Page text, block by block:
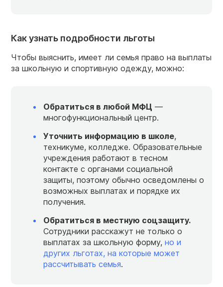
Как узнать подробности льготы
Чтобы выяснить, имеет ли семья право на выплаты
за школьную и спортивную одежду, можно:
Обратиться в любой МФЦ —
многофункциональный центр.
Уточнить информацию в школе,
техникуме, колледже. Образовательные
учреждения работают в тесном
контакте с органами социальной
защиты, поэтому обычно осведомлены о
возможных выплатах и порядке их
получения.
Обратиться в местную соцзащиту.
Сотрудники расскажут не только о
выплатах за школьную форму, но и
других льготах, на которые может
рассчитывать семья.